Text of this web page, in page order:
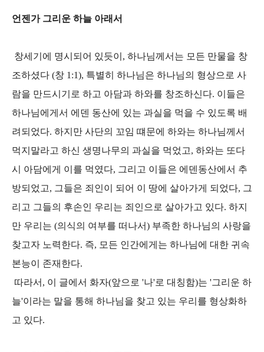
언젠가 그리운 하늘 아래서
창세기에 명시되어 있듯이, 하나님께서는 모든 만물을 창
조하셨다 (창 1:1), 특별히 하나님은 하나님의 형상으로 사
람을 만드시기로 하고 아담과 하와를 창조하신다. 이들은
하나님에게서 에덴 동산에 있는 과실을 먹을 수 있도록 배
려되었다. 하지만 사단의 꼬임 떄문에 하와는 하나님께서
먹지말라고 하신 생명나무의 과실을 먹었고, 하와는 또다
시 아담에게 이를 먹였다, 그리고 이들은 에덴동산에서 추
방되었고, 그들은 죄인이 되어 이 땅에 살아가게 되었다, 그
리고 그들의 후손인 우리는 죄인으로 살아가고 있다. 하지
만 우리는 (의식의 여부를 떠나서) 부족한 하나님의 사랑을
찾고자 노력한다. 즉, 모든 인간에게는 하나님에 대한 귀속
본능이 존재한다.
따라서, 이 글에서 화자(앞으로 '나'로 대칭함)는 '그리운 하
늘'이라는 말을 통해 하나님을 찾고 있는 우리를 형상화하
고 있다.